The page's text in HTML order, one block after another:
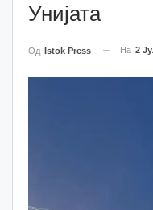
Унијата
Од Istok Press На 2